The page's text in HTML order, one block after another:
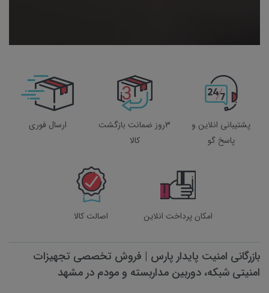
پشتیبانی انلاین و
پاسخ گو
3روز ضمانت بازگشت
کالا
ارسال فوری
امکان پرداخت انلاین اصالت کالا
بازرگانی امنیت پایدار پارس | فروش تخصصی تجهیزات
امنیتی شبکه، دوربین مداربسته و مودم در مشهد